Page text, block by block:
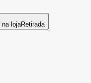
na lojaRetirada